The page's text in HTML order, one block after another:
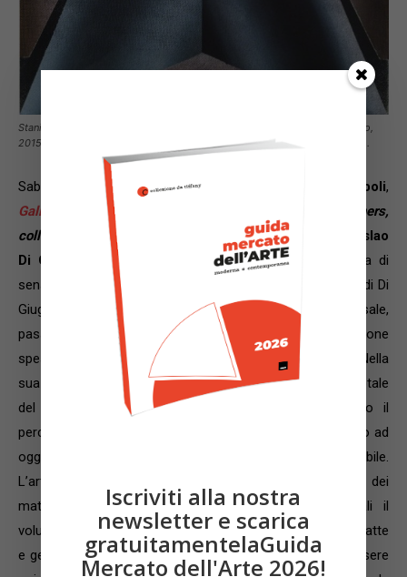
Stanislao Di Giugno, Sembra impossibile trovare quello che stavi cercando,
2015 Acrilico, gesso e pittura spray su juta 23 3/5 × 19 7/10 in 60 × 50 cm.
Sabato 12 marzo alle ore 19:00, in piazzetta Nilo 7 a Napoli,
Galleria Tiziana Di Caro
Deserted corners,
collapsing thoughts
terza mostra nei suoi spazi di
Stanislao
Di Giugno
(n. 1969). La tendenza ad alterare la logica di
senso è l’elemento che da sempre caratterizza il lavoro di Di
Giugno che negli anni ha avuto un percorso trasversale,
passando per la pittura figurativa, il collage, l’installazione
spesso di matrice sonora, la scultura, la pittura astratta. Nella
sua produzione più recente, nonostante l’autonomia totale
del medium pittorico, Di Giugno sintetizza per intero il
percorso effettuato dalle prime esperienze artistiche sino ad
oggi, mantenendo una matrice formale sempre riconoscibile.
L’artista è interessato ad esplorare le peculiarità fisiche dei
materiali, prestando attenzione a caratteristiche quali il
volume, la forma e la dimensione. Ne derivano forme astratte
e geometriche che informano il suo immaginario, per essere
Iscriviti alla nostra
newsletter e scarica
gratuitamentelaGuida
Mercato dell'Arte 2026!